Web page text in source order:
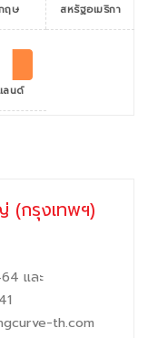
ฤษ สหรัฐอเมริกา
ลนด์
(กรุงเทพฯ)
และ
th.com